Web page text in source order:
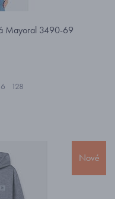
Mayoral 3490-69
128
Nové